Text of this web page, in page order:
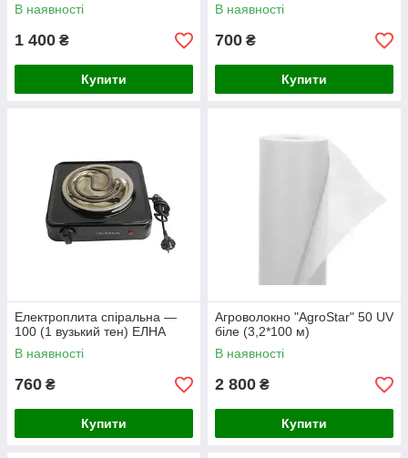
В наявності
1 400 ₴
Купити
В наявності
700 ₴
Купити
Електроплита спіральна —
100 (1 вузький тен) ЕЛНА
В наявності
760 ₴
Купити
Агроволокно "AgroStar" 50 UV
біле (3,2*100 м)
В наявності
2 800 ₴
Купити